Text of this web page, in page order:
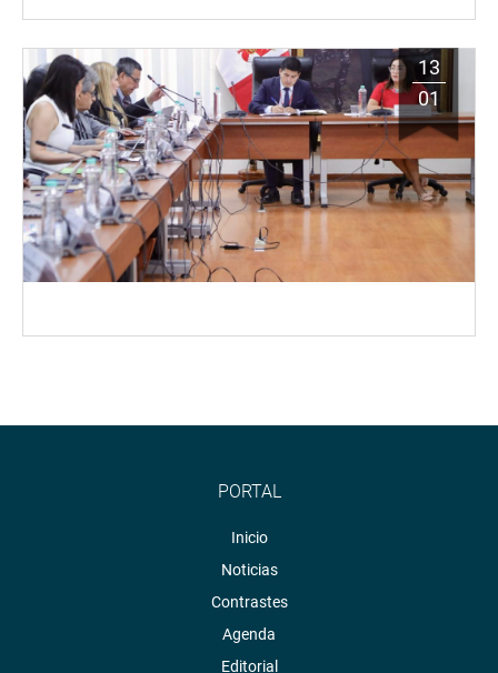
13
01
PORTAL
Inicio
Noticias
Contrastes
Agenda
Editorial